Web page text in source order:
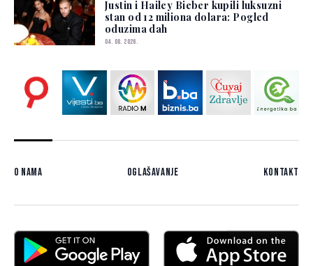
Justin i Hailey Bieber kupili luksuzni
stan od 12 miliona dolara: Pogled
oduzima dah
04. 08. 2026.
O nama Oglašavanje Kontakt